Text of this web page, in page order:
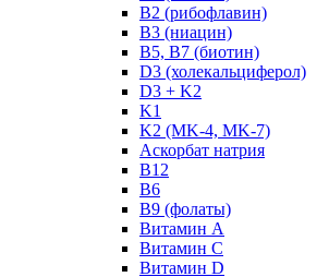
B2 (рибофлавин)
B3 (ниацин)
B5, B7 (биотин)
D3 (холекальциферол)
D3 + K2
K1
K2 (MK-4, MK-7)
Аскорбат натрия
В12
В6
В9 (фолаты)
Витамин A
Витамин C
Витамин D